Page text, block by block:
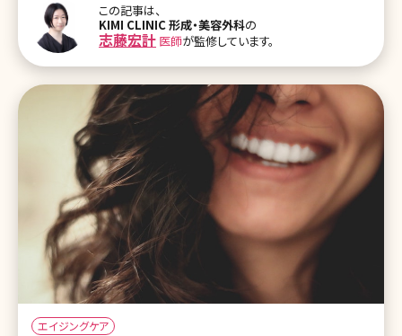
痩せてしまうと老けて見えるという意外と知られていないデメリット
があるのです。コケ顔（痩せたお顔）はやつれて疲れたように見えた
り、ネガティブな印象を与えてしまうため、適度に女性らしい丸みの
あるカーブをお顔につけてあげると多幸感のある女性らしいふっくら
ことで骨が小さくなり、脂肪が減っ
この記事は、
KIMI CLINIC 形成・美容外科の
志藤宏計 医師が監修しています。
エイジングケア